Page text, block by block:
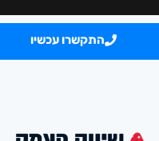
התקשרו עכשיו